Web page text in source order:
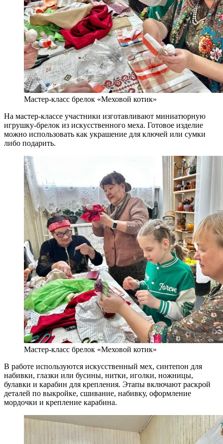
Мастер-класс брелок «Меховой котик»
На мастер-классе участники изготавливают миниатюрную
игрушку-брелок из искусственного меха. Готовое изделие
можно использовать как украшение для ключей или сумки
либо подарить.
Мастер-класс брелок «Меховой котик»
В работе используются искусственный мех, синтепон для
набивки, глазки или бусины, нитки, иголки, ножницы,
булавки и карабин для крепления. Этапы включают раскрой
деталей по выкройке, сшивание, набивку, оформление
мордочки и крепление карабина.